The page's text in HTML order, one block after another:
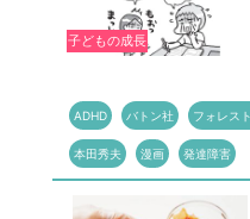
子どもの成長
ADHD バトン社 フォレス
本田秀夫 漫画 発達障害